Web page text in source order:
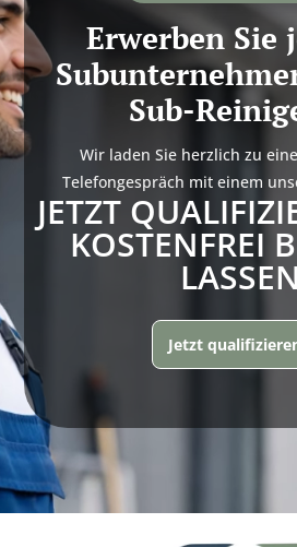
Erwerben Sie
Sub-
JETZT
KOSTENFREI
Wir laden Sie herzlich zu
Telefongespräch mit einem
Jetzt